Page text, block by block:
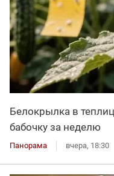
Белокрылка в
бабочку за неделю
Панорама вчера, 18:30